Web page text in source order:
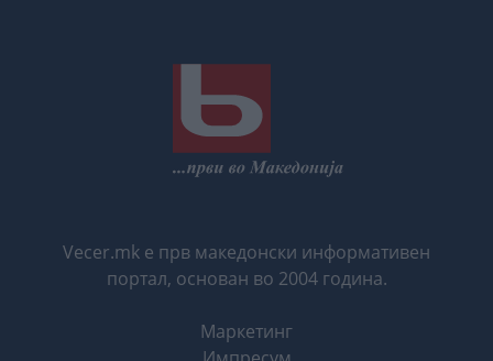
Vecer.mk е прв македонски информативен
портал, основан во 2004 година.
Маркетинг